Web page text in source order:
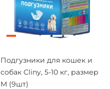
Подгузники для кошек и
собак Cliny, 5-10 кг, размер
M (9шт)